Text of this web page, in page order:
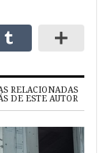
RELACIONADAS
DE ESTE AUTOR